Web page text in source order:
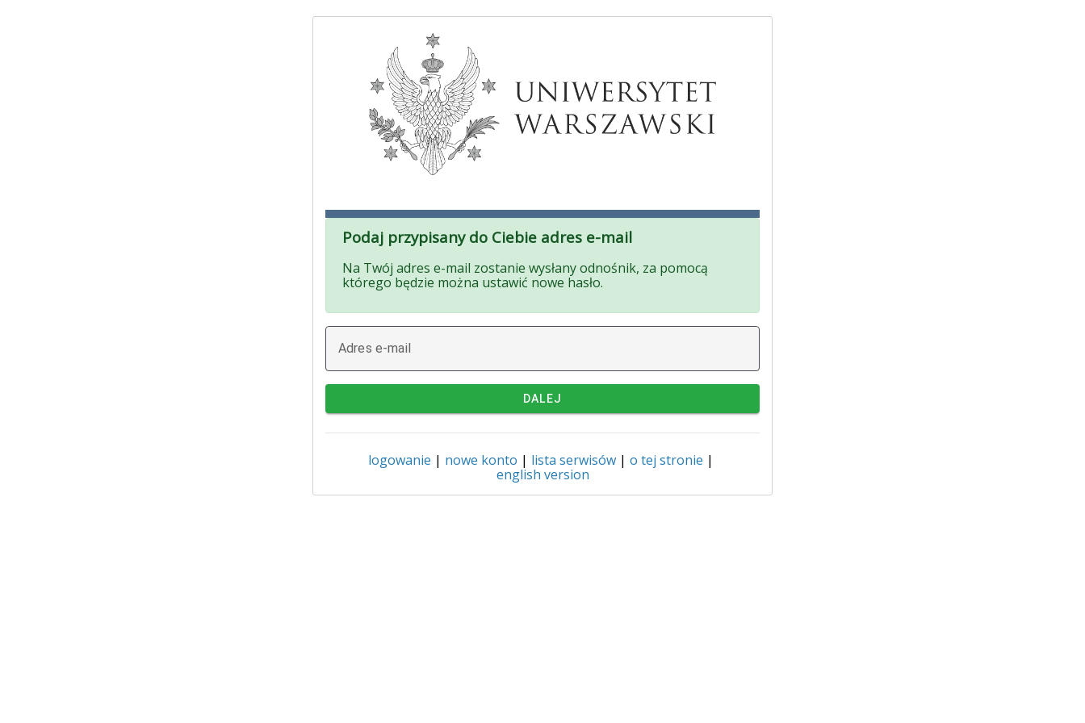
Podaj przypisany do Ciebie adres e-mail
Na Twój adres e-mail zostanie wysłany odnośnik, za pomocą
którego będzie można ustawić nowe hasło.
Adres e-mail
DALEJ
logowanie | nowe konto | lista serwisów | o tej stronie |
english version